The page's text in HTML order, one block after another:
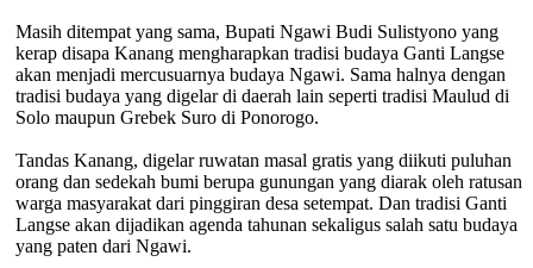
Masih ditempat yang sama, Bupati Ngawi Budi Sulistyono yang
kerap disapa Kanang mengharapkan tradisi budaya Ganti Langse
akan menjadi mercusuarnya budaya Ngawi. Sama halnya dengan
tradisi budaya yang digelar di daerah lain seperti tradisi Maulud di
Solo maupun Grebek Suro di Ponorogo.
Tandas Kanang, digelar ruwatan masal gratis yang diikuti puluhan
orang dan sedekah bumi berupa gunungan yang diarak oleh ratusan
warga masyarakat dari pinggiran desa setempat. Dan tradisi Ganti
Langse akan dijadikan agenda tahunan sekaligus salah satu budaya
yang paten dari Ngawi.